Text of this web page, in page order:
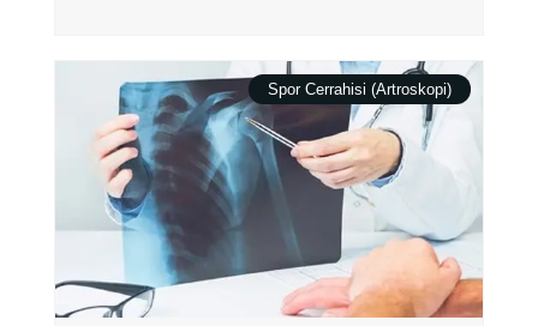
Spor Cerrahisi (Artroskopi)